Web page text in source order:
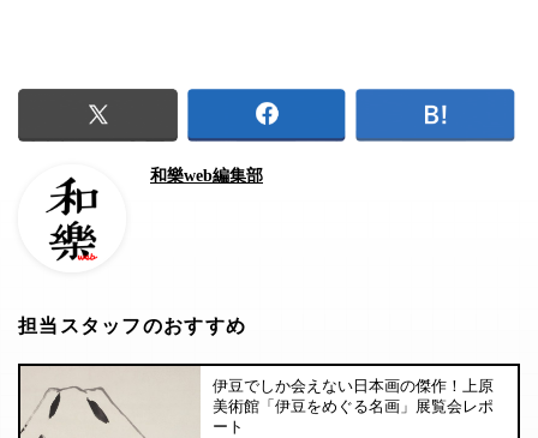
和樂web編集部
担当スタッフのおすすめ
伊豆でしか会えない日本画の傑作！上原
美術館「伊豆をめぐる名画」展覧会レポ
ート